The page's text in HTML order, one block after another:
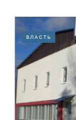
ВЛАСТЬ